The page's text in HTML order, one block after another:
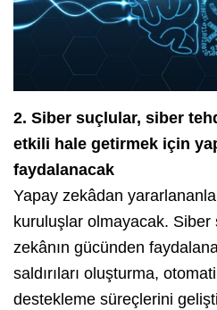
2. Siber suçlular, siber
etkili hale getirmek için
faydalanacak
Yapay zekâdan
kuruluşlar olmayacak.
zekânın gücünden
saldırıları oluşturma,
destekleme süreçlerini